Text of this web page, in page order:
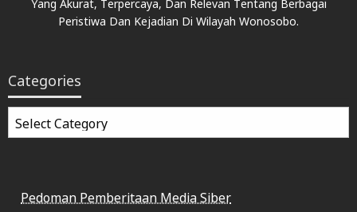
Yang Akurat, Terpercaya, Dan Relevan Tentang Berbagai
Peristiwa Dan Kejadian Di Wilayah Wonosobo.
Categories
Categories
Pedoman Pemberitaan Media Siber